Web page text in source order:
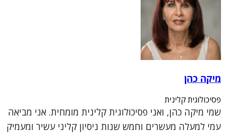
מיקה כהן
פסיכולוגית קלינית
שמי מיקה כהן, ואני פסיכולוגית קלינית מומחית. אני מביאה
עמי למעלה מעשרים וחמש שנות ניסיון קליני עשיר ומעמיק